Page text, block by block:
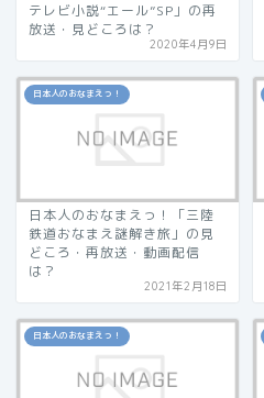
テレビ小説“エール”SP」の再
放送・見どころは？
2020年4月9日
日本人のおなまえっ！
日本人のおなまえっ！「三陸
鉄道おなまえ謎解き旅」の見
どころ・再放送・動画配信
は？
2021年2月18日
日本人のおなまえっ！